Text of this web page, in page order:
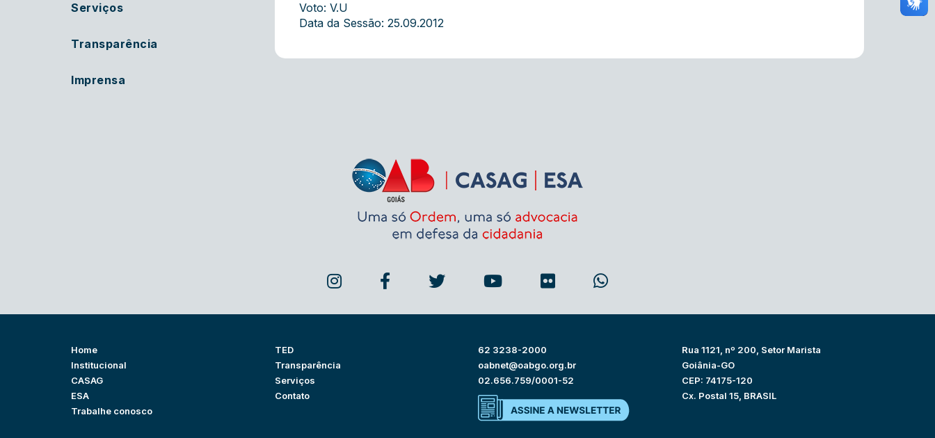
Serviços
Transparência
Imprensa
Voto: V.U
Data da Sessão: 25.09.2012
Home
Institucional
CASAG
ESA
Trabalhe conosco
TED
Transparência
Serviços
Contato
62 3238-2000
oabnet@oabgo.org.br
02.656.759/0001-52
Rua 1121, nº 200, Setor Marista
Goiânia-GO
CEP: 74175-120
Cx. Postal 15, BRASIL